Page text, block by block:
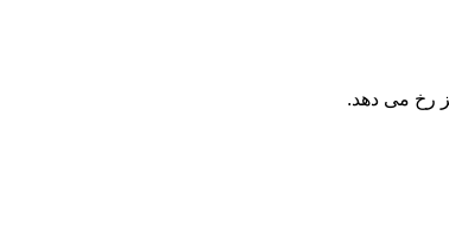
رخ می دهد.